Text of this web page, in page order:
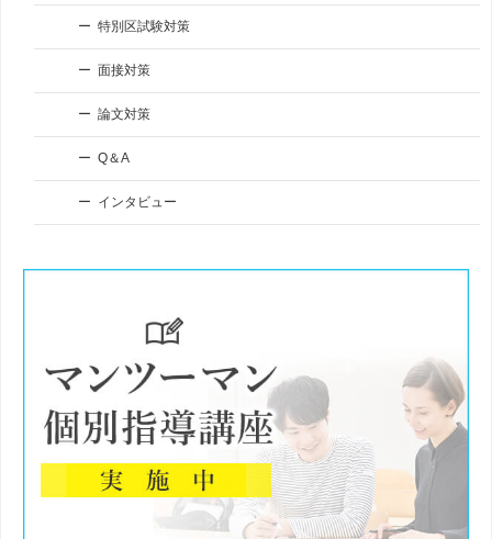
特別区試験対策
面接対策
論文対策
Q＆A
インタビュー